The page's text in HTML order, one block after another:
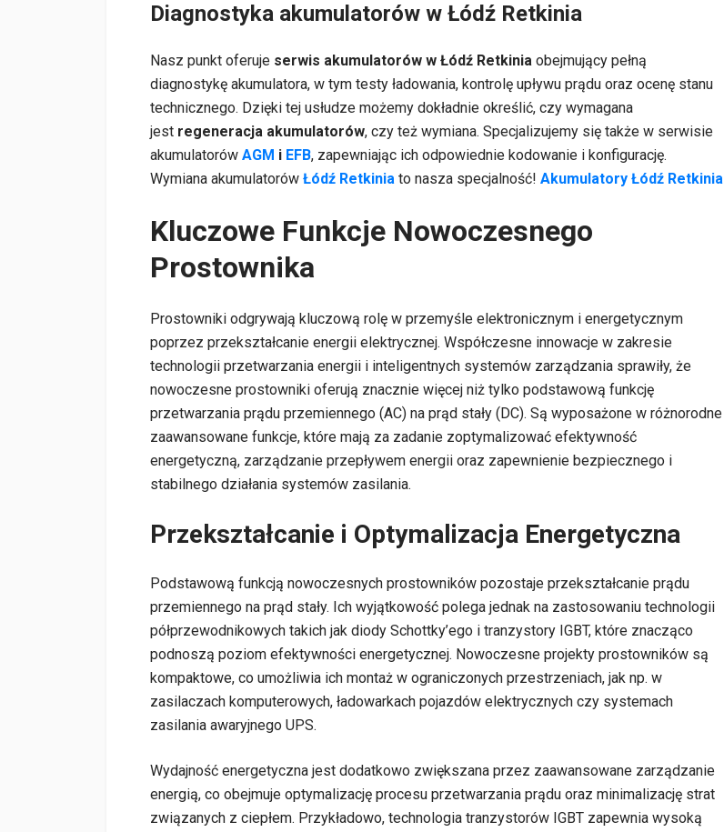
Diagnostyka akumulatorów w Łódź Retkinia
Nasz punkt oferuje serwis akumulatorów w Łódź Retkinia obejmujący pełną
diagnostykę akumulatora, w tym testy ładowania, kontrolę upływu prądu oraz ocenę stanu
technicznego. Dzięki tej usłudze możemy dokładnie określić, czy wymagana
jest regeneracja akumulatorów, czy też wymiana. Specjalizujemy się także w serwisie
akumulatorów AGM i EFB, zapewniając ich odpowiednie kodowanie i konfigurację.
Wymiana akumulatorów Łódź Retkinia to nasza specjalność! Akumulatory Łódź Retkinia
Kluczowe Funkcje Nowoczesnego
Prostownika
Prostowniki odgrywają kluczową rolę w przemyśle elektronicznym i energetycznym
poprzez przekształcanie energii elektrycznej. Współczesne innowacje w zakresie
technologii przetwarzania energii i inteligentnych systemów zarządzania sprawiły, że
nowoczesne prostowniki oferują znacznie więcej niż tylko podstawową funkcję
przetwarzania prądu przemiennego (AC) na prąd stały (DC). Są wyposażone w różnorodne
zaawansowane funkcje, które mają za zadanie zoptymalizować efektywność
energetyczną, zarządzanie przepływem energii oraz zapewnienie bezpiecznego i
stabilnego działania systemów zasilania.
Przekształcanie i Optymalizacja Energetyczna
Podstawową funkcją nowoczesnych prostowników pozostaje przekształcanie prądu
przemiennego na prąd stały. Ich wyjątkowość polega jednak na zastosowaniu technologii
półprzewodnikowych takich jak diody Schottky’ego i tranzystory IGBT, które znacząco
podnoszą poziom efektywności energetycznej. Nowoczesne projekty prostowników są
kompaktowe, co umożliwia ich montaż w ograniczonych przestrzeniach, jak np. w
zasilaczach komputerowych, ładowarkach pojazdów elektrycznych czy systemach
zasilania awaryjnego UPS.
Wydajność energetyczna jest dodatkowo zwiększana przez zaawansowane zarządzanie
energią, co obejmuje optymalizację procesu przetwarzania prądu oraz minimalizację strat
związanych z ciepłem. Przykładowo, technologia tranzystorów IGBT zapewnia wysoką